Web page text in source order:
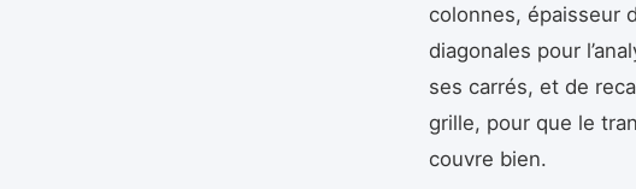
colonnes, épaisseur
diagonales pour
ses carrés, et de
grille, pour que le
couvre bien.